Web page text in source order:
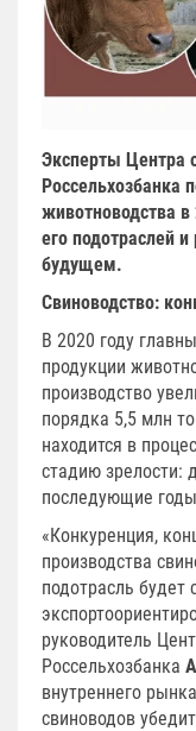
Эксперты Центра
Россельхозбанка
животноводства в
его подотраслей
будущем.
Свиноводство:
В 2020 году
продукции
производство
порядка 5,5 млн
находится в
стадию зрелости:
последующие
«Конкуренция,
производства
подотрасль будет
руководитель
Россельхозбанка
внутреннего
свиноводов